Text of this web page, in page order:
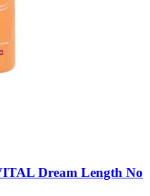
Dream Length No